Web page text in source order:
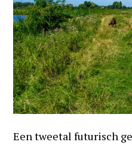
Een tweetal futurisch